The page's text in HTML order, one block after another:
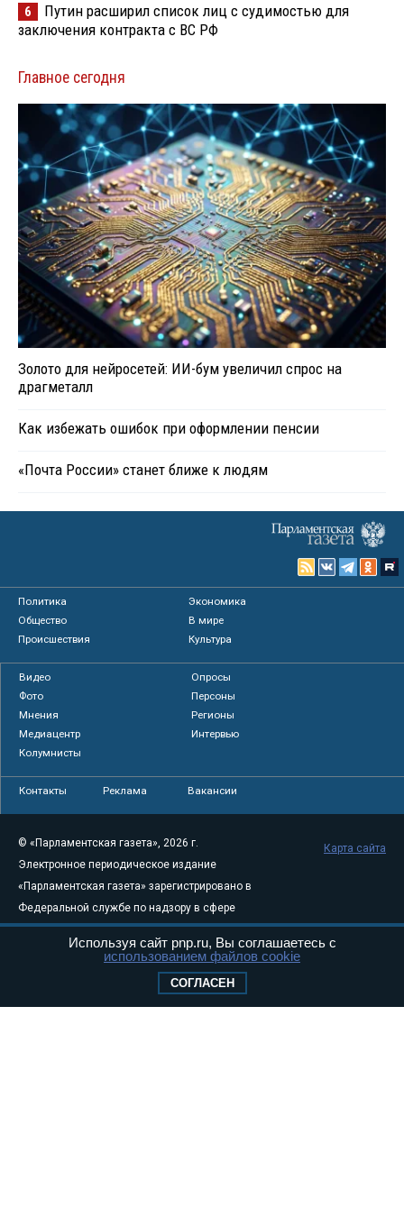
6
Путин расширил список лиц с судимостью для
заключения контракта с ВС РФ
Главное сегодня
Золото для нейросетей: ИИ-бум увеличил спрос на
драгметалл
Как избежать ошибок при оформлении пенсии
«Почта России» станет ближе к людям
Политика
Экономика
Общество
В мире
Происшествия
Культура
Видео
Опросы
Фото
Персоны
Мнения
Регионы
Медиацентр
Интервью
Колумнисты
Контакты Реклама Вакансии
© «Парламентская газета», 2026 г.
Электронное периодическое издание
«Парламентская газета» зарегистрировано в
Федеральной службе по надзору в сфере
связи, информационных технологий и
массовых коммуникаций (Роскомнадзор) 05
Свидетельство о регистрации Эл № ФС77-
Карта сайта
Используя сайт pnp.ru, Вы соглашаетесь с
использованием файлов cookie
СОГЛАСЕН